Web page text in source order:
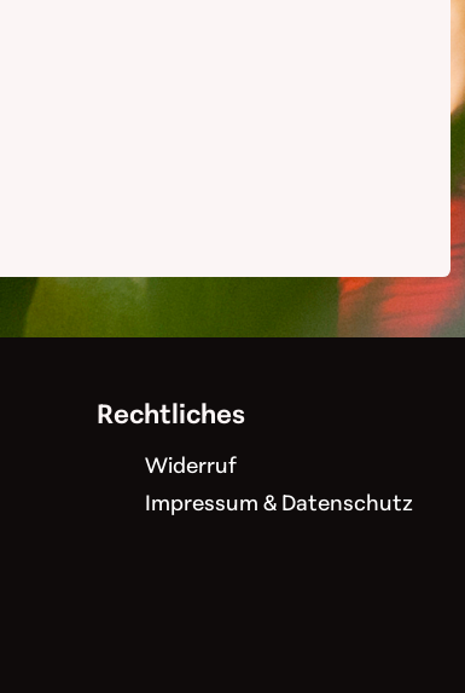
Rechtliches
Widerruf
Impressum & Datenschutz